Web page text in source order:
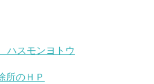
スモンヨトウ
所のＨＰ